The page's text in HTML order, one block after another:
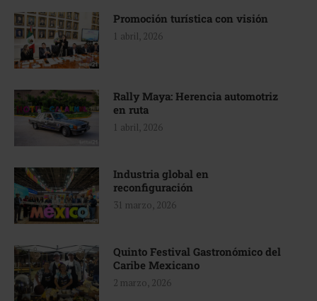
Promoción turística con visión
1 abril, 2026
Rally Maya: Herencia automotriz
en ruta
1 abril, 2026
Industria global en
reconfiguración
31 marzo, 2026
Quinto Festival Gastronómico del
Caribe Mexicano
2 marzo, 2026